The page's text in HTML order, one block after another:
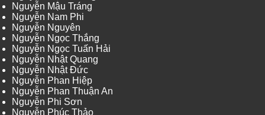
Nguyễn Mậu Tráng
Nguyễn Nam Phi
Nguyễn Nguyên
Nguyễn Ngọc Thắng
Nguyễn Ngọc Tuấn Hải
Nguyễn Nhật Quang
Nguyễn Nhật Đức
Nguyễn Phan Hiệp
Nguyễn Phan Thuận An
Nguyễn Phi Sơn
Nguyễn Phúc Thảo